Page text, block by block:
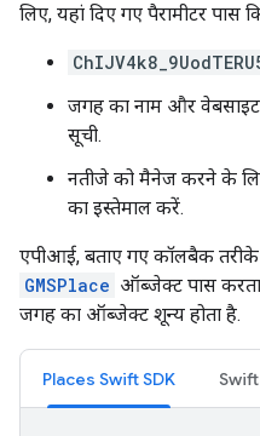
लिए, यहां दिए गए पैरामीटर पास
जगह का नाम और
सूची.
नतीजे को मैनेज करने के
का इस्तेमाल करें.
एपीआई, बताए गए कॉलबैक
GMSPlace ऑब्जेक्ट पास
जगह का ऑब्जेक्ट शून्य होता है.
Places Swift SDK Swift